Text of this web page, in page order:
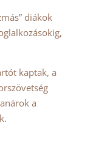
diákok
kaptak, a
a